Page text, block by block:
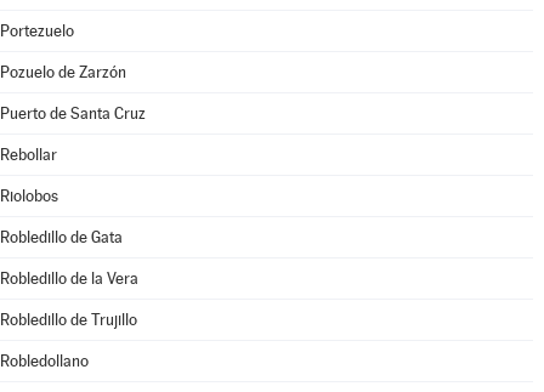
Portezuelo
Pozuelo de Zarzón
Puerto de Santa Cruz
Rebollar
Riolobos
Robledillo de Gata
Robledillo de la Vera
Robledillo de Trujillo
Robledollano